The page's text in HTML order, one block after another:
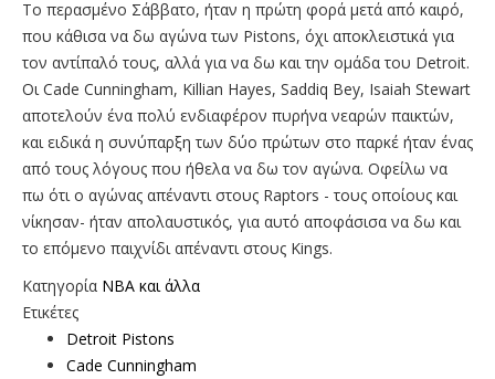
Το περασμένο Σάββατο, ήταν η πρώτη φορά μετά από καιρό,
που κάθισα να δω αγώνα των Pistons, όχι αποκλειστικά για
τον αντίπαλό τους, αλλά για να δω και την ομάδα του Detroit.
Οι Cade Cunningham, Killian Hayes, Saddiq Bey, Isaiah Stewart
αποτελούν ένα πολύ ενδιαφέρον πυρήνα νεαρών παικτών,
και ειδικά η συνύπαρξη των δύο πρώτων στο παρκέ ήταν ένας
από τους λόγους που ήθελα να δω τον αγώνα. Οφείλω να
πω ότι ο αγώνας απέναντι στους Raptors - τους οποίους και
νίκησαν- ήταν απολαυστικός, για αυτό αποφάσισα να δω και
τo επόμενo παιχνίδι απέναντι στους Kings.
Κατηγορία NBA και άλλα
Ετικέτες
Detroit Pistons
Cade Cunningham